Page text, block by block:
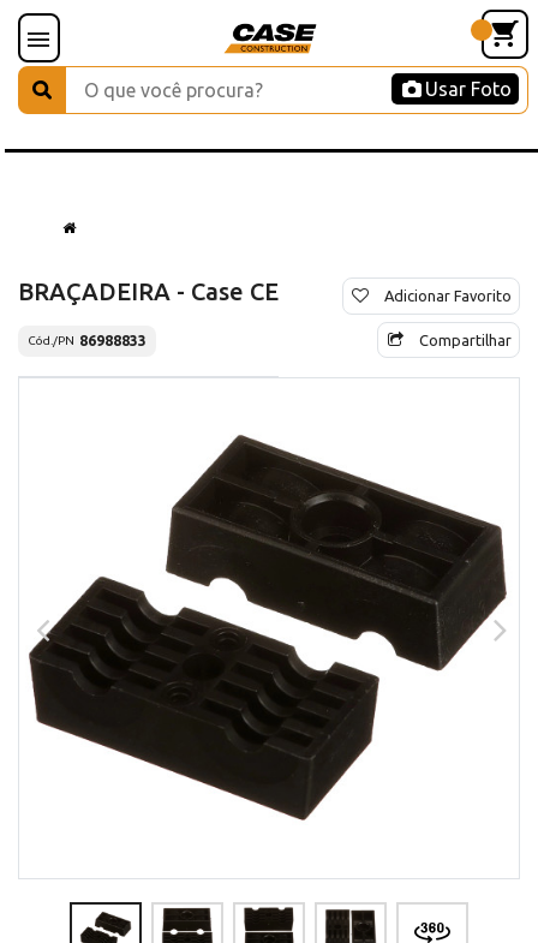
Usar Foto
BRAÇADEIRA - Case CE
Cód./PN 86988833
Adicionar Favorito
Compartilhar